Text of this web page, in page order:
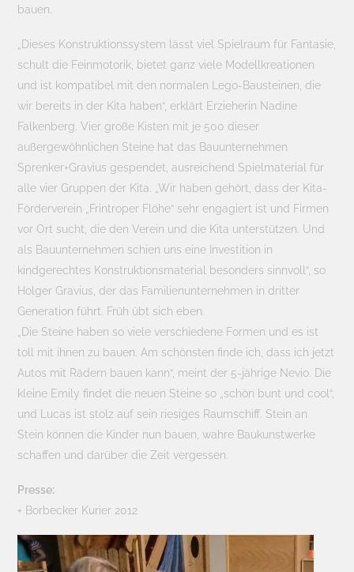
bauen.
„Dieses Konstruktionssystem lässt viel Spielraum für Fantasie,
schult die Feinmotorik, bietet ganz viele Modellkreationen
und ist kompatibel mit den normalen Lego-Bausteinen, die
wir bereits in der Kita haben“, erklärt Erzieherin Nadine
Falkenberg. Vier große Kisten mit je 500 dieser
außergewöhnlichen Steine hat das Bauunternehmen
Sprenker+Gravius gespendet, ausreichend Spielmaterial für
alle vier Gruppen der Kita. „Wir haben gehört, dass der Kita-
Förderverein „Frintroper Flöhe“ sehr engagiert ist und Firmen
vor Ort sucht, die den Verein und die Kita unterstützen. Und
als Bauunternehmen schien uns eine Investition in
kindgerechtes Konstruktionsmaterial besonders sinnvoll“, so
Holger Gravius, der das Familienunternehmen in dritter
Generation führt. Früh übt sich eben.
„Die Steine haben so viele verschiedene Formen und es ist
toll mit ihnen zu bauen. Am schönsten finde ich, dass ich jetzt
Autos mit Rädern bauen kann“, meint der 5-jährige Nevio. Die
kleine Emily findet die neuen Steine so „schön bunt und cool“,
und Lucas ist stolz auf sein riesiges Raumschiff. Stein an
Stein können die Kinder nun bauen, wahre Baukunstwerke
schaffen und darüber die Zeit vergessen.
Presse:
+ Borbecker Kurier 2012